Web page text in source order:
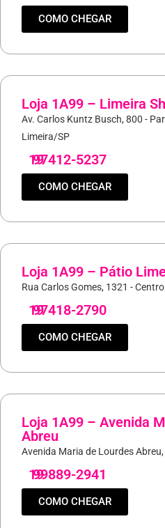
COMO CHEGAR
Loja 1A99 – Limeira
Av. Carlos Kuntz Busch, 800 -
Limeira/SP
19
97412-5237
COMO CHEGAR
Loja 1A99 – Pátio
Rua Carlos Gomes, 1321 -
19
97418-2790
COMO CHEGAR
Loja 1A99 – Avenida
Abreu
Avenida Maria de Lourdes
19
99889-2941
COMO CHEGAR